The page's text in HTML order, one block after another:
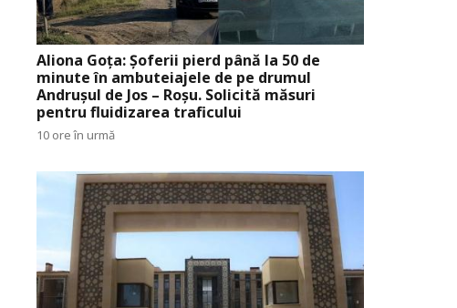
Aliona Goța: Șoferii pierd până la 50 de
minute în ambuteiajele de pe drumul
Andrușul de Jos – Roșu. Solicită măsuri
pentru fluidizarea traficului
10 ore în urmă